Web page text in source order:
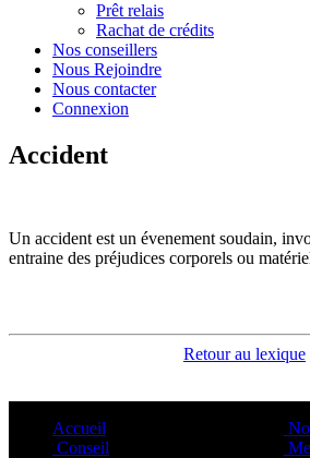
Prêt relais
Rachat de crédits
Nos conseillers
Nous Rejoindre
Nous contacter
Connexion
Accident
Un accident est un évenement soudain,
entraine des préjudices corporels ou
Retour au lexique
Accueil
Conseil